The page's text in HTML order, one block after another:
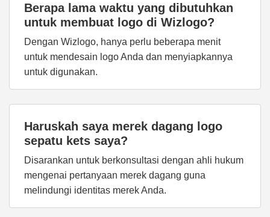
Berapa lama waktu yang dibutuhkan
untuk membuat logo di Wizlogo?
Dengan Wizlogo, hanya perlu beberapa menit
untuk mendesain logo Anda dan menyiapkannya
untuk digunakan.
Haruskah saya merek dagang logo
sepatu kets saya?
Disarankan untuk berkonsultasi dengan ahli hukum
mengenai pertanyaan merek dagang guna
melindungi identitas merek Anda.